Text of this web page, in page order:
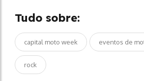
Tudo sobre:
capital moto week eventos de
rock